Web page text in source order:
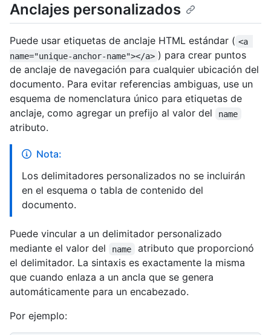
Anclajes personalizados
Puede usar etiquetas de anclaje HTML estándar ( <a
name="unique-anchor-name"></a> ) para crear puntos
de anclaje de navegación para cualquier ubicación del
documento. Para evitar referencias ambiguas, use un
esquema de nomenclatura único para etiquetas de
anclaje, como agregar un prefijo al valor del
name
atributo.
Nota:
Los delimitadores personalizados no se incluirán
en el esquema o tabla de contenido del
documento.
Puede vincular a un delimitador personalizado
mediante el valor del
name
atributo que proporcionó
el delimitador. La sintaxis es exactamente la misma
que cuando enlaza a un ancla que se genera
automáticamente para un encabezado.
Por ejemplo: